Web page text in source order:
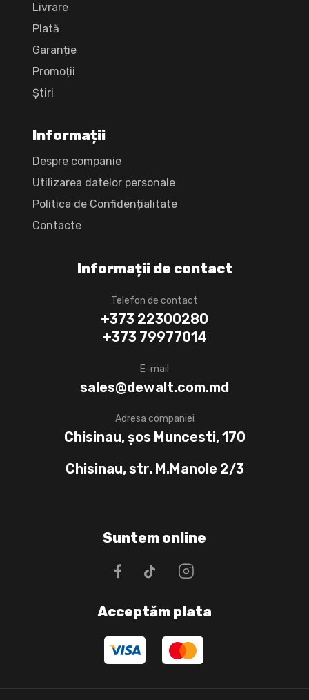
Informații de contact
Telefon de contact
+373 22300280
+373 79977014
E-mail
sales@dewalt.com.md
Adresa companiei
Chisinau, șos Muncesti, 170
Chisinau, str. M.Manole 2/3
Livrare
Plată
Garanție
Promoții
Știri
Informații
Despre companie
Utilizarea datelor personale
Politica de Confidențialitate
Сontacte
Suntem online
Acceptăm plata